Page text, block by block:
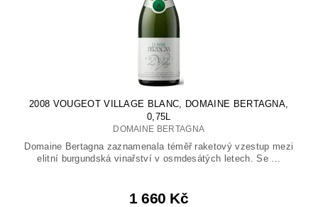
2008 VOUGEOT VILLAGE BLANC, DOMAINE BERTAGNA,
0,75L
DOMAINE BERTAGNA
Domaine Bertagna zaznamenala téměř raketový vzestup mezi
elitní burgundská vinařství v osmdesátých letech. Se ...
1 660 Kč